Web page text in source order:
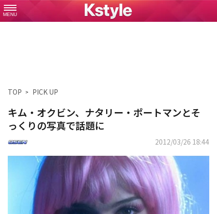
MENU
TOP PICK UP
キム・オクビン、ナタリー・ポートマンとそ
っくりの写真で話題に
2012/03/26 18:44